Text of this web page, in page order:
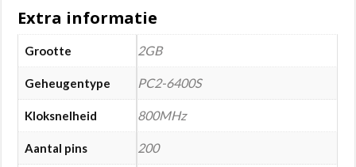
Extra informatie
Grootte 2GB
Geheugentype PC2-6400S
Kloksnelheid 800MHz
Aantal pins 200